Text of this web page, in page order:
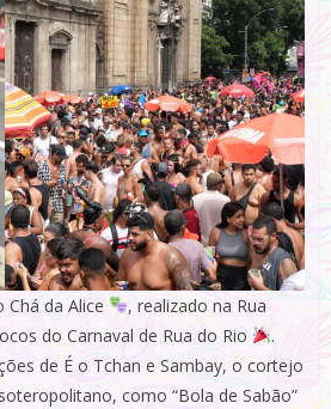
da Alice
, realizado na Rua
do Carnaval de Rua do Rio
.
de É o Tchan e Sambay, o cortejo
como “Bola de Sabão”